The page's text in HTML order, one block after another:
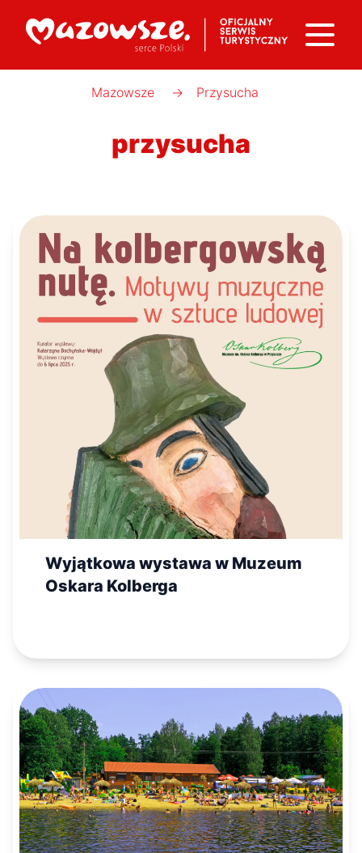
Mazowsze → Przysucha
przysucha
Wyjątkowa wystawa w Muzeum
Oskara Kolberga